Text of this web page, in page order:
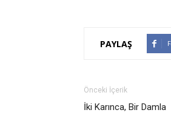
PAYLAŞ
Önceki İçerik
İki Karınca, Bir Damla